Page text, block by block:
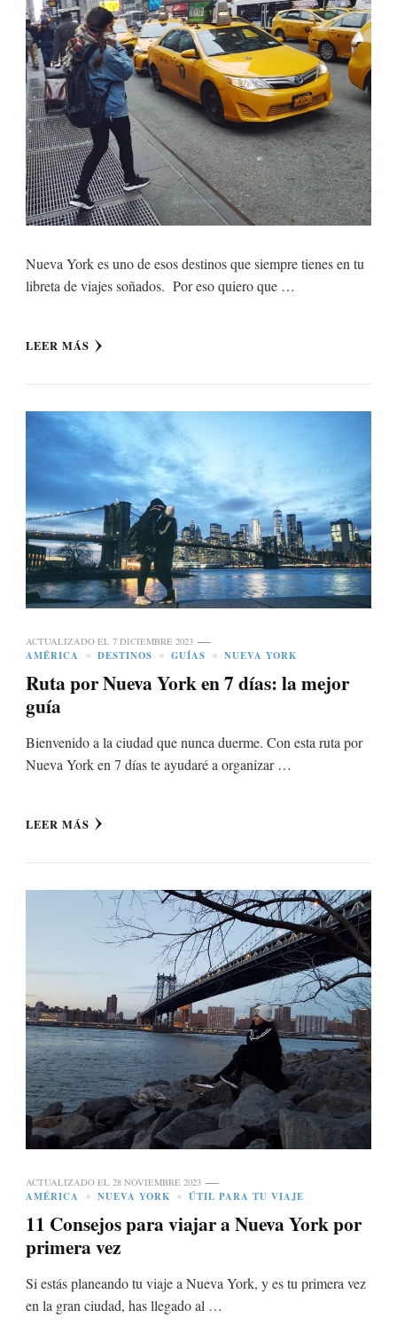
Nueva York es uno de esos destinos que siempre tienes en tu
libreta de viajes soñados. Por eso quiero que …
LEER MÁS
ACTUALIZADO EL 7 DICIEMBRE 2023
AMÉRICA DESTINOS GUÍAS NUEVA YORK
Ruta por Nueva York en 7 días: la mejor
guía
Bienvenido a la ciudad que nunca duerme. Con esta ruta por
Nueva York en 7 días te ayudaré a organizar …
LEER MÁS
ACTUALIZADO EL 28 NOVIEMBRE 2023
AMÉRICA NUEVA YORK ÚTIL PARA TU VIAJE
11 Consejos para viajar a Nueva York por
primera vez
Si estás planeando tu viaje a Nueva York, y es tu primera vez
en la gran ciudad, has llegado al …